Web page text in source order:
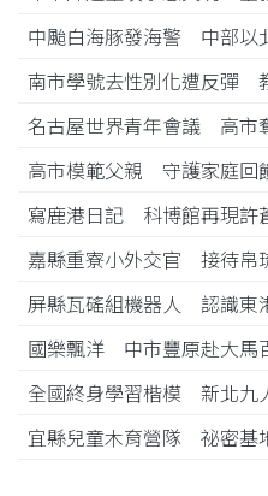
中颱白海豚發海警 中部以
南市學號去性別化遭反彈
名古屋世界青年會議 高市
高市模範父親 守護家庭回
寫鹿港日記 科博館再現許
嘉縣重寮小外交官 接待帛
屏縣瓦磘組機器人 認識東
國樂飄洋 中市豐原赴大馬
全國終身學習楷模 新北九
宜縣兒童木育營隊 祕密基